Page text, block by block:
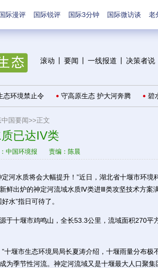
国际漫评 国际锐评 国际3分钟 国际微访谈 老
滚动 要闻 一线报道 决策者说
境禁止令 守高原生态 护大河奔腾 碧水
国要闻>>正文
已达IV类
中国环境报 责编：陈晨
水质将会大幅提升！”近日，湖北省十堰市环境
鲜出炉的神定河流域水质Ⅳ类进Ⅲ类攻坚技术方案
水”指日可待了。
十堰市鸡鸣山，全长53.3公里，流域面积270平
堰市生态环境局局长夏涛介绍，十堰雨量分布极
为季节性河流。神定河流域又是十堰最大人口聚集